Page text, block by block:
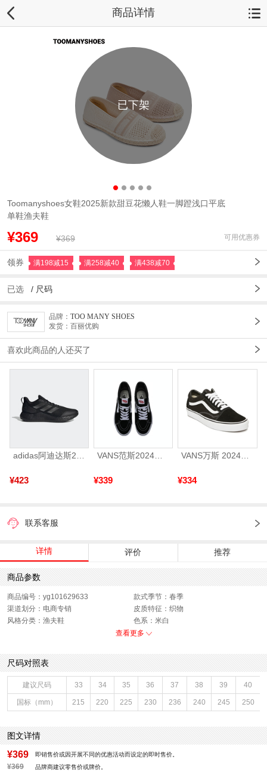
商品详情
已下架
Toomanyshoes女鞋2025新款甜豆花懒人鞋一脚蹬浅口平底
单鞋渔夫鞋
¥369 ¥369 可用优惠券
领券 满198减15 满258减40 满438减70
已选 / 尺码
品牌： TOO MANY SHOES
发货：百丽优购
喜欢此商品的人还买了
¥423 ¥339 ¥334
联系客服
详情 评价 推荐
商品参数
商品编号：yg101629633
款式季节：春季
渠道划分：电商专销
皮质特征：织物
风格分类：渔夫鞋
色系：米白
性别：女子
查看更多
尺码对照表
建议尺码 33 34 35 36 37 38 39 40
国标（mm） 215 220 225 230 236 240 245 250
图文详情
¥369 即销售价或因开展不同的优惠活动而设定的即时售价。
¥369 品牌商建议零售价或牌价。